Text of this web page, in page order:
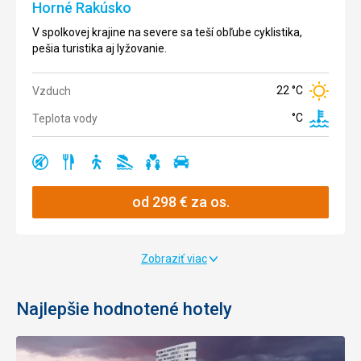
Horné Rakúsko
V spolkovej krajine na severe sa teší obľube cyklistika,
pešia turistika aj lyžovanie.
Vzduch 22 °C
Teplota vody °C
Ano Ano Ano Ano Ano
Ano
od 298 € za os.
vo voľnej
Teplota
26 °C
Ano
Ano
od
246€
za os.
ohromnosť
masívu
Dachstein.
Vzduch 23 °C
Teplota
vody
Ano
Ano
Ano
od
Zobraziť viac
Najlepšie hodnotené hotely